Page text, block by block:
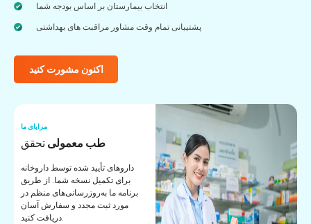
انتخاب بیمارستان بر اساس بودجه شما
پشتیبانی تمام وقت مشاور مراقبت های بهداشتی
اکنون مشورت کنید
مزایای ما
طب معمولیتحقق
داروهای تأیید شده توسط داروخانه
برای تکمیل نسخه شما. از طریق
برنامه ما به‌روزرسانی‌های منظم در
مورد ثبت مجدد و سفارش آسان
دریافت کنید.